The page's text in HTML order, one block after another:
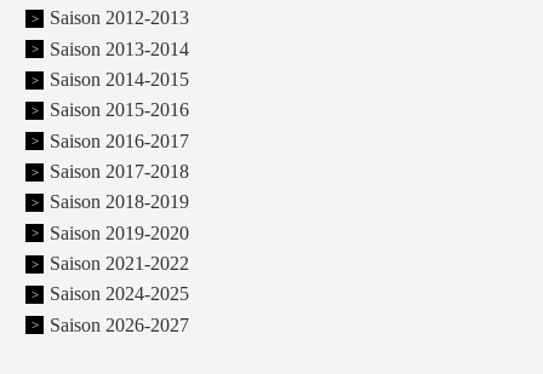
Saison 2012-2013
Saison 2013-2014
Saison 2014-2015
Saison 2015-2016
Saison 2016-2017
Saison 2017-2018
Saison 2018-2019
Saison 2019-2020
Saison 2021-2022
Saison 2024-2025
Saison 2026-2027